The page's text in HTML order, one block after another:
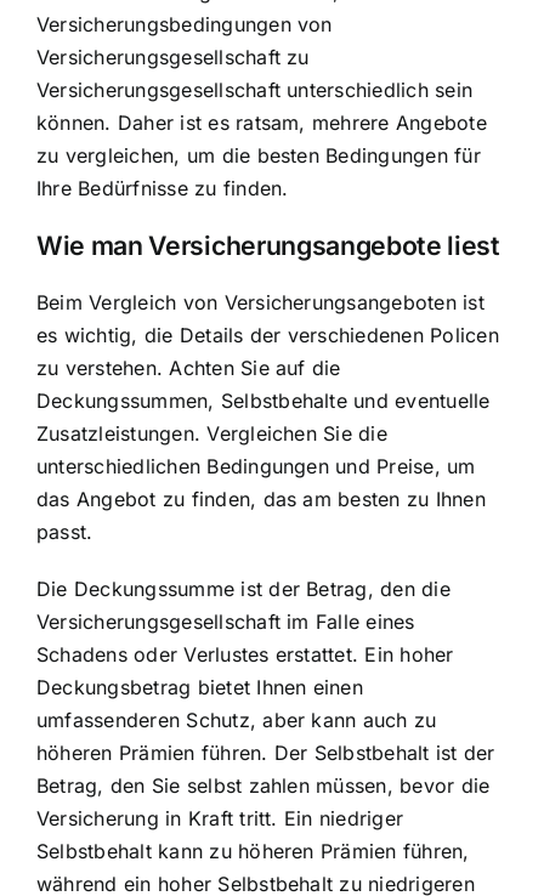
Versicherungsbedingungen von
Versicherungsgesellschaft zu
Versicherungsgesellschaft unterschiedlich sein
können. Daher ist es ratsam, mehrere Angebote
zu vergleichen, um die besten Bedingungen für
Ihre Bedürfnisse zu finden.
Wie man Versicherungsangebote liest
Beim Vergleich von Versicherungsangeboten ist
es wichtig, die Details der verschiedenen Policen
zu verstehen. Achten Sie auf die
Deckungssummen, Selbstbehalte und eventuelle
Zusatzleistungen. Vergleichen Sie die
unterschiedlichen Bedingungen und Preise, um
das Angebot zu finden, das am besten zu Ihnen
passt.
Die Deckungssumme ist der Betrag, den die
Versicherungsgesellschaft im Falle eines
Schadens oder Verlustes erstattet. Ein hoher
Deckungsbetrag bietet Ihnen einen
umfassenderen Schutz, aber kann auch zu
höheren Prämien führen. Der Selbstbehalt ist der
Betrag, den Sie selbst zahlen müssen, bevor die
Versicherung in Kraft tritt. Ein niedriger
Selbstbehalt kann zu höheren Prämien führen,
während ein hoher Selbstbehalt zu niedrigeren